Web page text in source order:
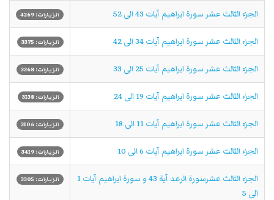
الجزء الثالث عشر سورة ابراهيم آیات 43 الى 52 الزيارات: 4269
الجزء الثالث عشر سورة ابراهيم آیات 34 الى 42 الزيارات: 3375
الجزء الثالث عشر سورة ابراهيم آیات 25 الى 33 الزيارات: 3368
الجزء الثالث عشر سورة ابراهيم آیات 19 الى 24 الزيارات: 3138
الجزء الثالث عشر سورة ابراهيم آیات 11 الى 18 الزيارات: 3106
الجزء الثالث عشر سورة ابراهيم آیات 6 الى 10 الزيارات: 3419
الجزء الثالث عشرسورة الرعد آیة 43 و سورة ابراهيم آیات 1
الى 5
الزيارات: 3305